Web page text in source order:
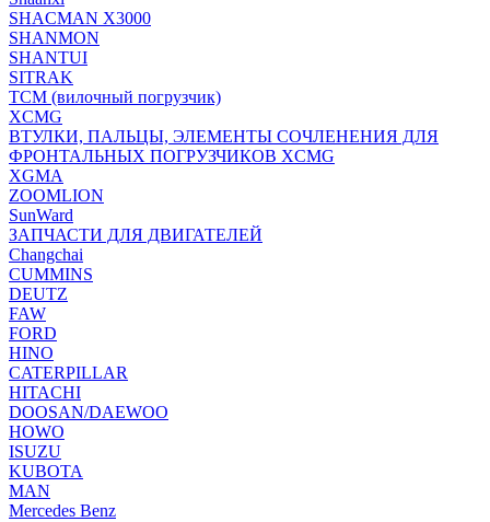
SHACMAN X3000
SHANMON
SHANTUI
SITRAK
TCM (вилочный погрузчик)
XCMG
ВТУЛКИ, ПАЛЬЦЫ, ЭЛЕМЕНТЫ СОЧЛЕНЕНИЯ ДЛЯ
ФРОНТАЛЬНЫХ ПОГРУЗЧИКОВ XCMG
XGMA
ZOOMLION
SunWard
ЗАПЧАСТИ ДЛЯ ДВИГАТЕЛЕЙ
Changchai
CUMMINS
DEUTZ
FAW
FORD
HINO
CATERPILLAR
HITACHI
DOOSAN/DAEWOO
HOWO
ISUZU
KUBOTA
MAN
Mercedes Benz